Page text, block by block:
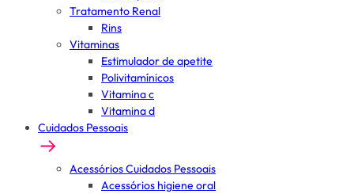
Tratamento Renal
Rins
Vitaminas
Estimulador de apetite
Polivitamínicos
Vitamina c
Vitamina d
Cuidados Pessoais
Acessórios Cuidados Pessoais
Acessórios higiene oral